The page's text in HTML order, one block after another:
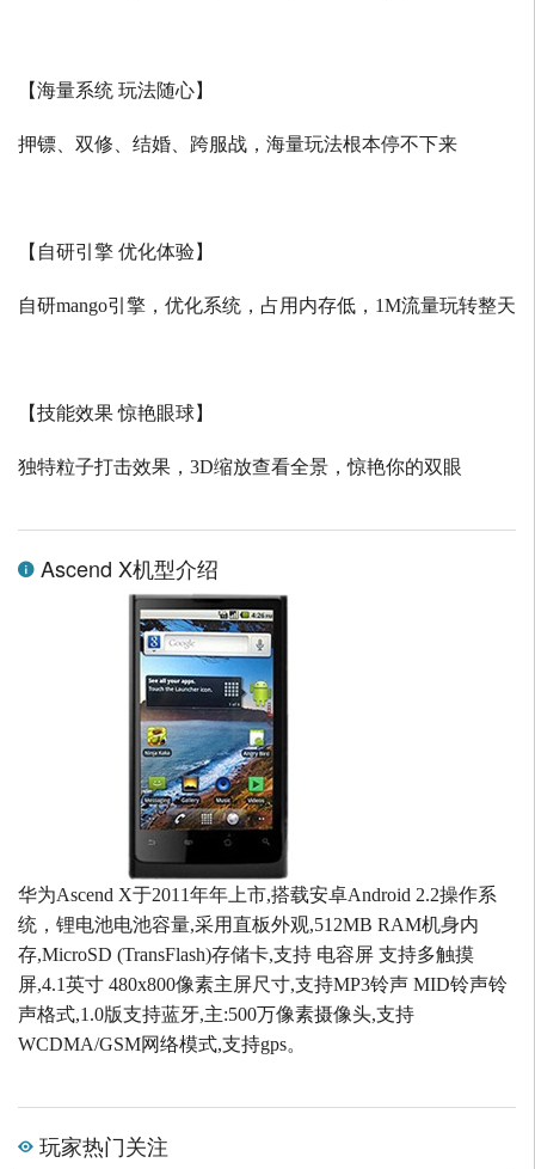
【海量系统 玩法随心】
押镖、双修、结婚、跨服战，海量玩法根本停不下来
【自研引擎 优化体验】
自研mango引擎，优化系统，占用内存低， 1M流量玩转整天
【技能效果 惊艳眼球】
独特粒子打击效果， 3D缩放查看全景，惊艳你的双眼
Ascend X机型介绍
华为Ascend X于2011年年上市,搭载安卓Android 2.2操作系
统，锂电池电池容量,采用直板外观,512MB RAM机身内
存,MicroSD (TransFlash)存储卡,支持 电容屏 支持多触摸
屏,4.1英寸 480x800像素主屏尺寸,支持MP3铃声 MID铃声铃
声格式,1.0版支持蓝牙,主:500万像素摄像头,支持
WCDMA/GSM网络模式,支持gps。
玩家热门关注